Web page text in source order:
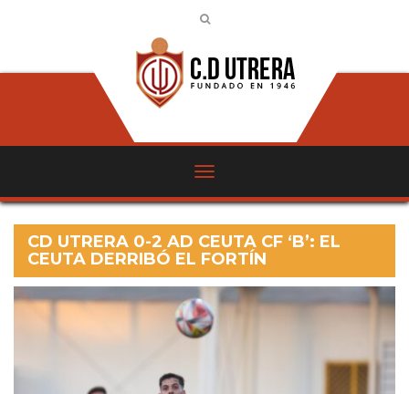
CD UTRERA 0-2 AD CEUTA CF ‘B’: EL
CEUTA DERRIBÓ EL FORTÍN